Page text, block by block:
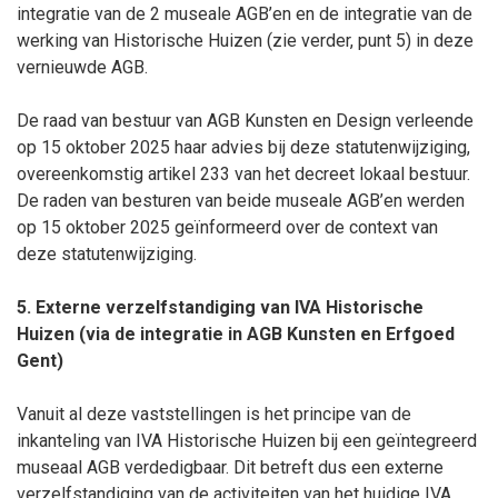
integratie van de 2 museale AGB’en en de integratie van de
werking van Historische Huizen (zie verder, punt 5) in deze
vernieuwde AGB.
De raad van bestuur van AGB Kunsten en Design verleende
op 15 oktober 2025 haar advies bij deze statutenwijziging,
overeenkomstig artikel 233 van het decreet lokaal bestuur.
De raden van besturen van beide museale AGB’en werden
op 15 oktober 2025 geïnformeerd over de context van
deze statutenwijziging.
5. Externe verzelfstandiging van IVA Historische
Huizen (via de integratie in AGB Kunsten en Erfgoed
Gent)
Vanuit al deze vaststellingen is het principe van de
inkanteling van IVA Historische Huizen bij een geïntegreerd
museaal AGB verdedigbaar. Dit betreft dus een externe